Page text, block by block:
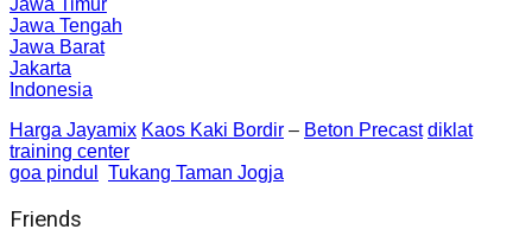
Jawa Timur
Jawa Tengah
Jawa Barat
Jakarta
Indonesia
Harga Jayamix Kaos Kaki Bordir – Beton Precast diklat
training center
goa pindul
Tukang Taman Jogja
Friends